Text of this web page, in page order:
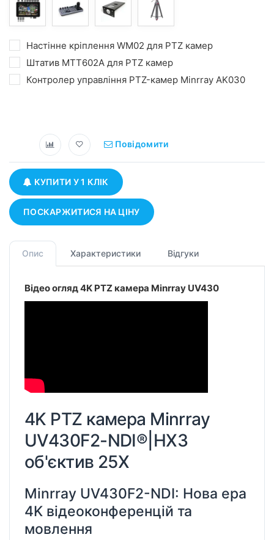
Настінне кріплення WM02 для PTZ камер
Штатив MTT602A для PTZ камер
Контролер управління PTZ-камер Minrray AK030
Повідомити
КУПИТИ У 1 КЛІК
ПОСКАРЖИТИСЯ НА ЦІНУ
Опис Характеристики Відгуки
Відео огляд 4K PTZ камера Minrray UV430
4K PTZ камера Minrray
UV430F2-NDI®|HX3
об'єктив 25X
Minrray UV430F2-NDI: Нова ера
4K відеоконференцій та
мовлення